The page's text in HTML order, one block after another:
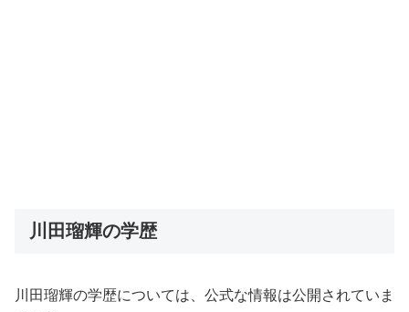
川田瑠輝の学歴
川田瑠輝の学歴については、公式な情報は公開されていま